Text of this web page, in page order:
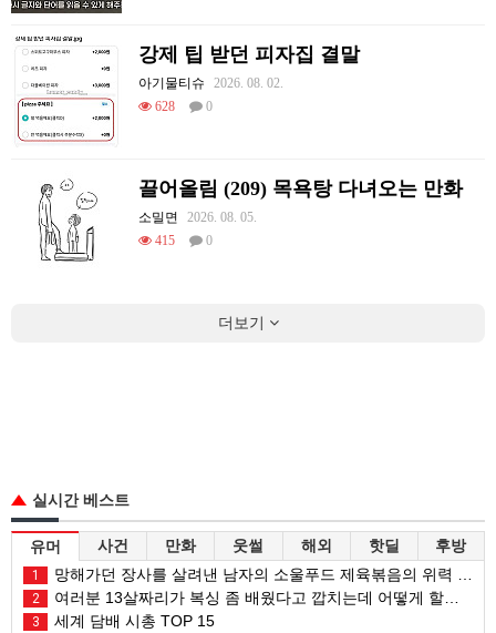
강제 팁 받던 피자집 결말
아기물티슈
2026. 08. 02.
628
0
끌어올림 (209) 목욕탕 다녀오는 만화
소밀면
2026. 08. 05.
415
0
더보기
실시간 베스트
유머 사건 만화 웃썰 해외 핫딜 후방
1 망해가던 장사를 살려낸 남자의 소울푸드 제육볶음의 위력 ㅋㅋ
2 여러분 13살짜리가 복싱 좀 배웠다고 깝치는데 어떻게 할까요?
3 세계 담배 시총 TOP 15